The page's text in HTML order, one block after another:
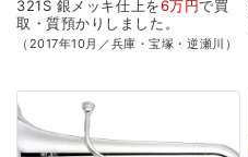
321S 銀メッキ仕上を6万円で買
取・質預かり しました。
（2017年10月／兵庫・宝塚・逆瀬川）